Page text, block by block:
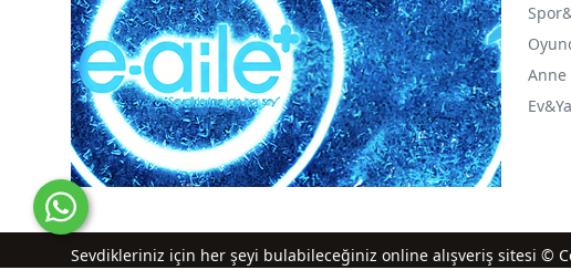
O
Anne
Sevdikleriniz için her şeyi bulabileceğiniz online alışveriş sitesi ©